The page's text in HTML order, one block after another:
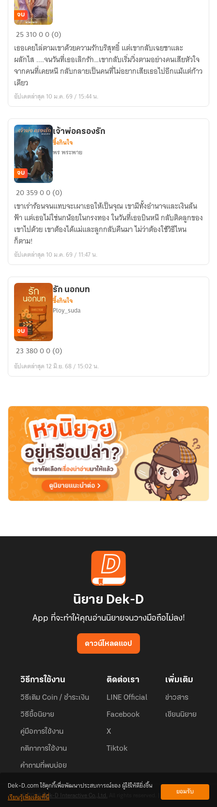
แผน
วาด
ใจ
เธอ
จบ
25 31000 (0)
เธอเคยไล่ตามเขาด้วยความรักบริสุทธิ์ แต่เขากลับเฉยชาและ
ผลักไส ....จนวันที่เธอเลิกรัก…เขากลับเริ่มวิ่งตามอย่างคนเสียหัวใจ
จากคนที่เคยหนี กลับกลายเป็นคนที่ไม่อยากเสียเธอไปอีกแม้แต่ก้าว
เดียว
อัปเดตล่าสุด 10 ม.ค. 69 / 15:44 น.
เจ้า
ครอง
รัก
จบ
เจ้าพ่อครองรัก
ซึ้งกินใจ
พร พระพาย
2035900 (0)
เขาเร่าร้อนจนแทบจะเผาเธอให้เป็นจุณ เขามีทั้งอำนาจและเงินล้น
ฟ้า แต่เธอไม่ใช่นกน้อยในกรงทอง ในวันที่เธอบินหนี กลับติดลูกของ
เขาไปด้วย เขาต้องได้แม่และลูกกลับคืนมา ไม่ว่าต้องใช้วิธีไหน
ก็ตาม!
อัปเดตล่าสุด 10 ม.ค. 69 / 11:47 น.
รัก
บท
จบ
รัก นอกบท
ซึ้งกินใจ
Ploy_suda
23 38000 (0)
อัปเดตล่าสุด 12 มิ.ย. 68 / 15:02 น.
นิยาย Dek-D
App ที่จะทำให้คุณอ่านนิยายจนวางมือถือไม่ลง!
ดาวน์โหลดแอป
วิธีการใช้งาน
วิธีเติม Coin / ชำระเงิน
วิธีซื้อนิยาย
คู่มือการใช้งาน
กติกาการใช้งาน
คำถามที่พบบ่อย
ติดต่อเรา
LINE Official
Facebook
X
Tiktok
เพิ่มเติม
ข่าวสาร
เขียนนิยาย
© 2026Dek-D Interactive Co.,Ltd.
Dek-D.com ใช้คุกกี้เพื่อพัฒนาประสบการณ์ของ ผู้ใช้ให้ดียิ่งขึ้น
เรียนรู้เพิ่มเติมที่นี่
ยอมรับ